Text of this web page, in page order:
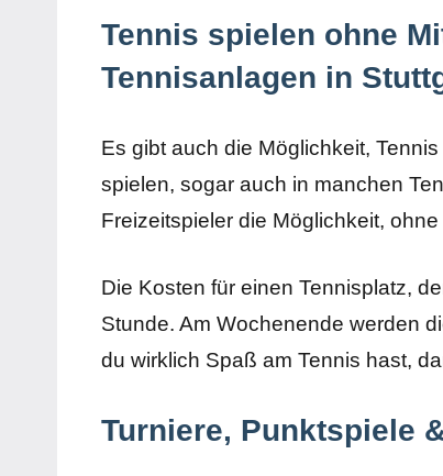
Tennis spielen ohne
Tennisanlagen in
Es gibt auch die Möglichkeit,
spielen, sogar auch in manchen
Freizeitspieler die Möglichkeit,
Die Kosten für einen Tennisplatz,
Stunde. Am Wochenende werden
du wirklich Spaß am Tennis hast,
Turniere, Punktspiele